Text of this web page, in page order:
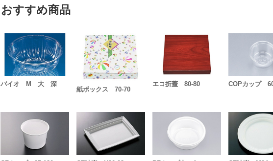
おすすめ商品
バイオ M 大 深
紙ボックス 70-70
エコ折蓋 80-80 COPカップ